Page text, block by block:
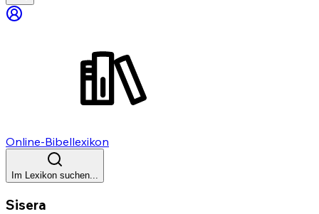
Online-Bibellexikon
Im Lexikon suchen...
Sisera